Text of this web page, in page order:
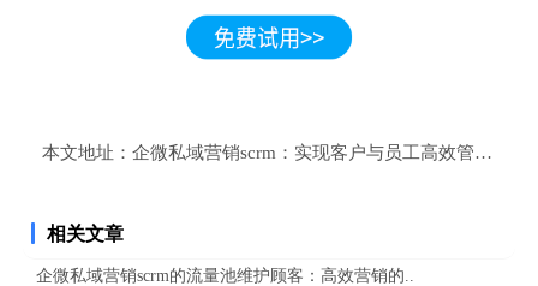
本文地址： 企微私域营销scrm：实现客户与员工高效管理的解
相关文章
企微私域营销scrm的流量池维护顾客：高效营销的..